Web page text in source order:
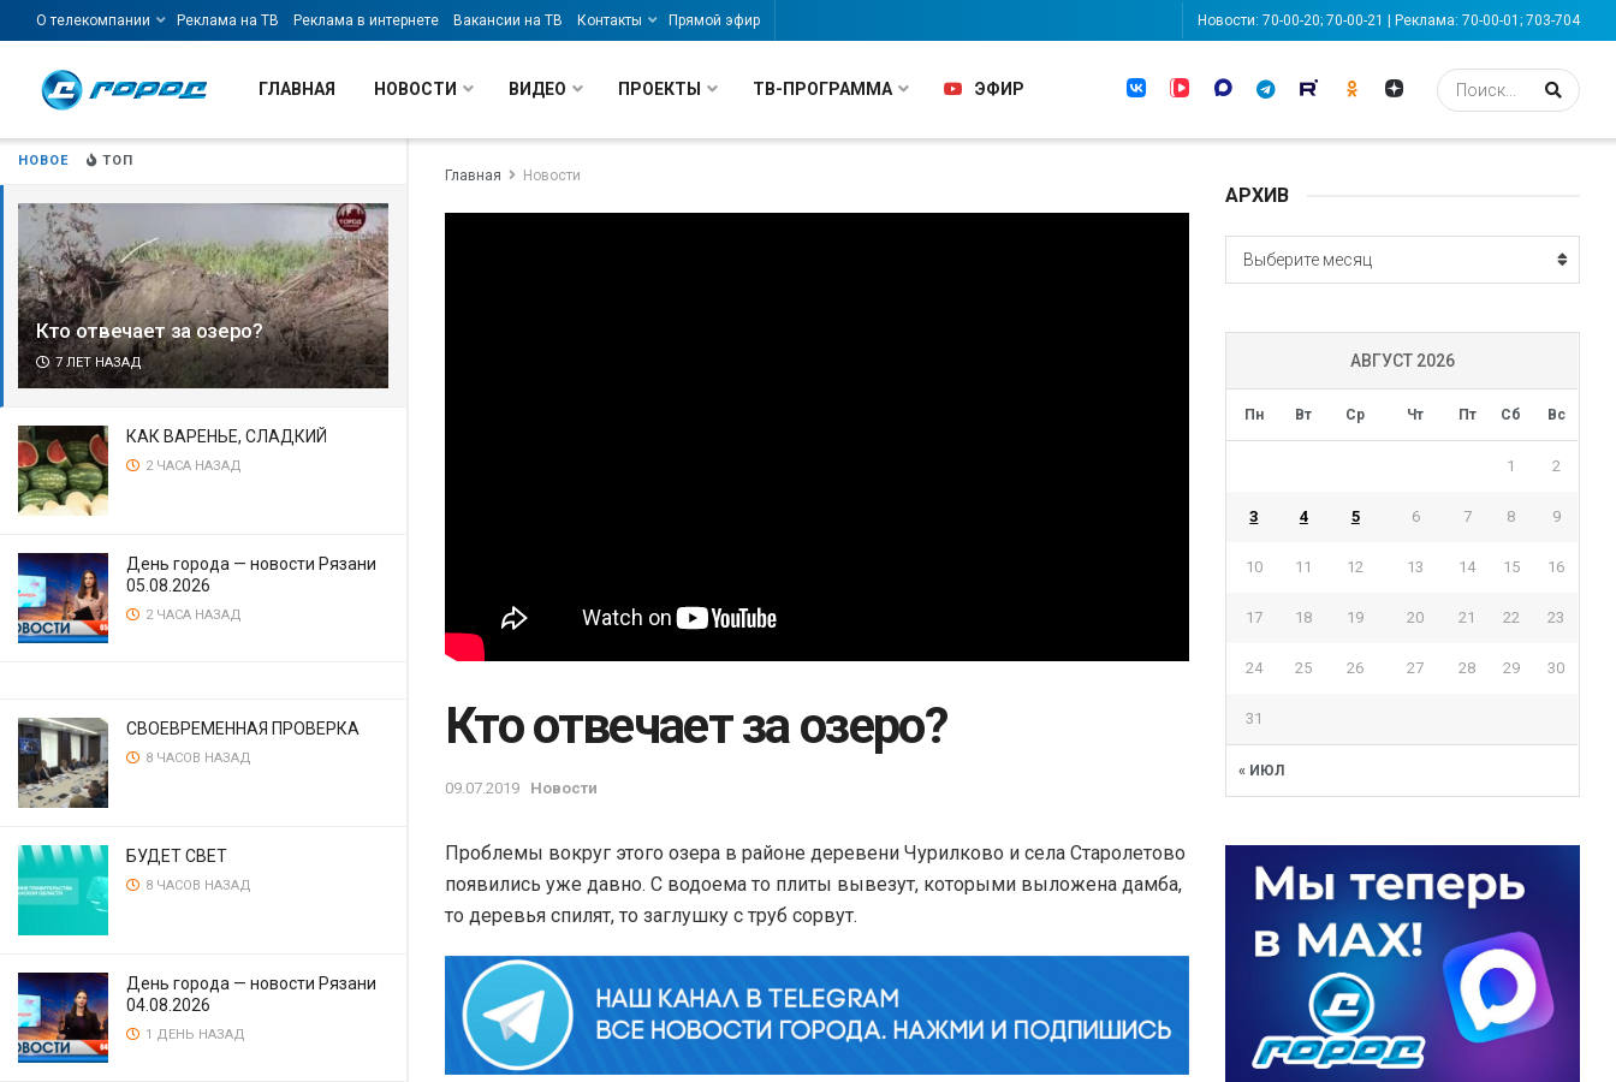
НОВОЕ ТОП
Кто отвечает за озеро?
7 ЛЕТ НАЗАД
КАК ВАРЕНЬЕ, СЛАДКИЙ
2 ЧАСА НАЗАД
День города — новости Рязани
05.08.2026
2 ЧАСА НАЗАД
СВОЕВРЕМЕННАЯ ПРОВЕРКА
8 ЧАСОВ НАЗАД
БУДЕТ СВЕТ
8 ЧАСОВ НАЗАД
День города — новости Рязани
04.08.2026
1 ДЕНЬ НАЗАД
О телекомпании Реклама на ТВ Реклама в интернете Вакансии на ТВ Контакты Прямой эфир Новости: 70-00-20; 70-00-21 | Реклама: 70-00-01; 703-704
ГЛАВНАЯ НОВОСТИ ВИДЕО ПРОЕКТЫ ТВ-ПРОГРАММА ЭФИР
Главная Новости
Кто отвечает за озеро?
09.07.2019 Новости
Проблемы вокруг этого озера в районе деревени Чурилково и села Старолетово
появились уже давно. С водоема то плиты вывезут, которыми выложена дамба,
то деревья спилят, то заглушку с труб сорвут.
АРХИВ
АРХИВ
Выберите месяц
АВГУСТ 2026
Пн Вт Ср Чт Пт Сб Вс
« ИЮЛ
1 2
3 4 5 6 7 8 9
10 11 12 13 14 15 16
17 18 19 20 21 22 23
24 25 26 27 28 29 30
31